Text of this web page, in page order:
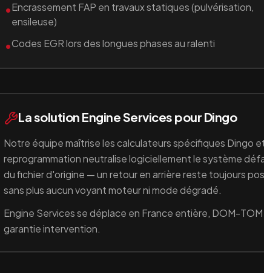
•Encrassement FAP en travaux statiques (pulvérisation,
ensileuse)
•Codes EGR lors des longues phases au ralenti
La solution Engine Services pour Dingo
Notre équipe maîtrise les calculateurs spécifiques Dingo
reprogrammation neutralise logiciellement le système
du fichier d'origine — un retour en arrière reste toujours
sans plus aucun voyant moteur ni mode dégradé.
Engine Services se déplace en France entière, DOM-
garantie intervention.